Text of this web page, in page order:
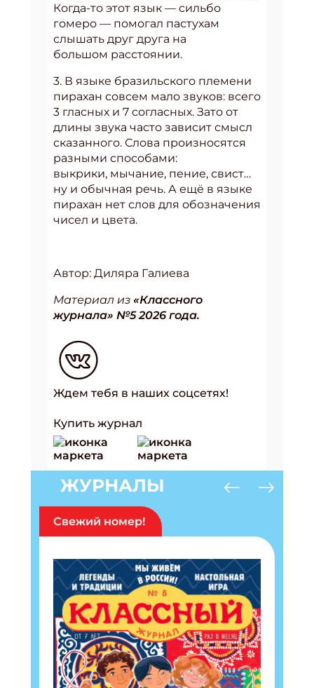
Когда-то этот язык — сильбо
гомеро — помогал пастухам
слышать друг друга на
большом расстоянии.
3. В языке бразильского племени
пирахан совсем мало звуков: всего
3 гласных и 7 согласных. Зато от
длины звука часто зависит смысл
сказанного. Слова произносятся
разными способами:
выкрики, мычание, пение, свист…
ну и обычная речь. А ещё в языке
пирахан нет слов для обозначения
чисел и цвета.
Автор: Диляра Галиева
Материал из «Классного
журнала» №5 2026 года.
Ждем тебя в наших соцсетях!
Купить журнал
ЖУРНАЛЫ
Свежий номер!